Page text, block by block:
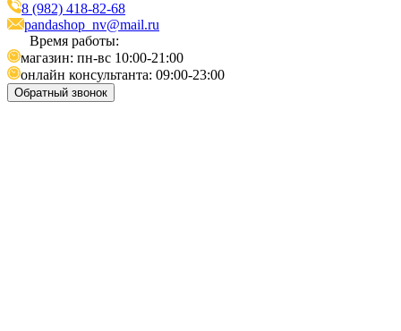
8 (982) 418-82-68
pandashop_nv@mail.ru
Время работы:
магазин: пн-вс 10:00-21:00
онлайн консультанта: 09:00-23:00
Обратный звонок